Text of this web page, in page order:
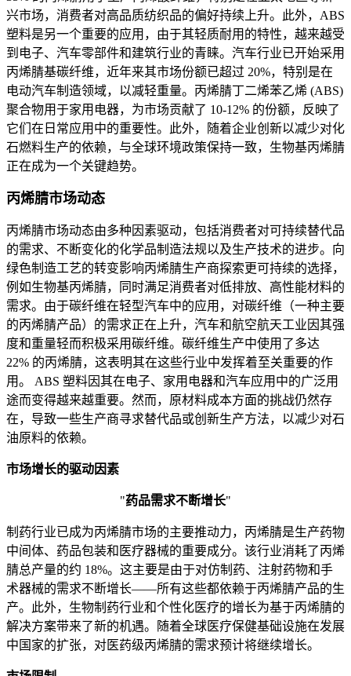
兴市场，消费者对高品质纺织品的偏好持续上升。此外，ABS
塑料是另一个重要的应用，由于其轻质耐用的特性，越来越受
到电子、汽车零部件和建筑行业的青睐。汽车行业已开始采用
丙烯腈基碳纤维，近年来其市场份额已超过 20%，特别是在
电动汽车制造领域，以减轻重量。丙烯腈丁二烯苯乙烯 (ABS)
聚合物用于家用电器，为市场贡献了 10-12% 的份额，反映了
它们在日常应用中的重要性。此外，随着企业创新以减少对化
石燃料生产的依赖，与全球环境政策保持一致，生物基丙烯腈
正在成为一个关键趋势。
丙烯腈市场动态
丙烯腈市场动态由多种因素驱动，包括消费者对可持续替代品
的需求、不断变化的化学品制造法规以及生产技术的进步。向
绿色制造工艺的转变影响丙烯腈生产商探索更可持续的选择，
例如生物基丙烯腈，同时满足消费者对低排放、高性能材料的
需求。由于碳纤维在轻型汽车中的应用，对碳纤维（一种主要
的丙烯腈产品）的需求正在上升，汽车和航空航天工业因其强
度和重量轻而积极采用碳纤维。碳纤维生产中使用了多达
22% 的丙烯腈，这表明其在这些行业中发挥着至关重要的作
用。 ABS 塑料因其在电子、家用电器和汽车应用中的广泛用
途而变得越来越重要。然而，原材料成本方面的挑战仍然存
在，导致一些生产商寻求替代品或创新生产方法，以减少对石
油原料的依赖。
市场增长的驱动因素
"药品需求不断增长"
制药行业已成为丙烯腈市场的主要推动力，丙烯腈是生产药物
中间体、药品包装和医疗器械的重要成分。该行业消耗了丙烯
腈总产量的约 18%。这主要是由于对仿制药、注射药物和手
术器械的需求不断增长——所有这些都依赖于丙烯腈产品的生
产。此外，生物制药行业和个性化医疗的增长为基于丙烯腈的
解决方案带来了新的机遇。随着全球医疗保健基础设施在发展
中国家的扩张，对医药级丙烯腈的需求预计将继续增长。